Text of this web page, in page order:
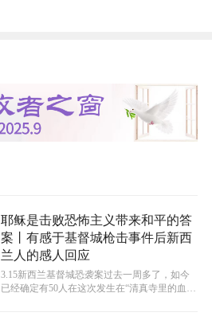
耶稣是击败恐怖主义带来和平的答
案丨有感于基督城枪击事件后新西
兰人的感人回应
3.15新西兰基督城恐袭案过去一周多了，如今
已经确定有50人在这次发生在“清真寺里的血